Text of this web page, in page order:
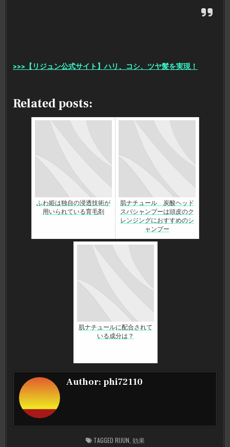
>>>【リジュン公式サイト】ハリ、コシ、ツヤ髪を実現！
Related posts:
ふわ姫は独自の浸透技術が
用いられている育毛剤
肌ナチュール 炭酸ヘッド
スパシャンプーは頭皮のク
レンジングにおすすめのシ
ャンプー
肌ナチュールに配合されて
いる成分は？
Author: phi72110
TAGGED RIJUN 効果